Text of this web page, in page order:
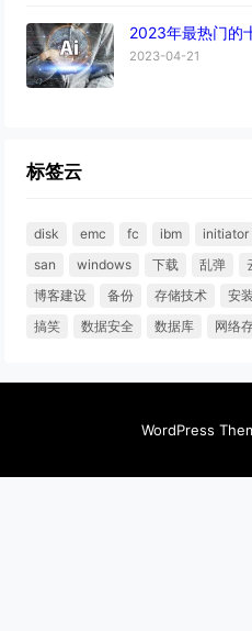
2023年最热门的
2023-04-21
标签云
disk emc fc ibm initiator
san
windows 下载 乱弹
博客建设
备份 存储技术 安
搞笑
数据安全 数据库 网络
WordPress